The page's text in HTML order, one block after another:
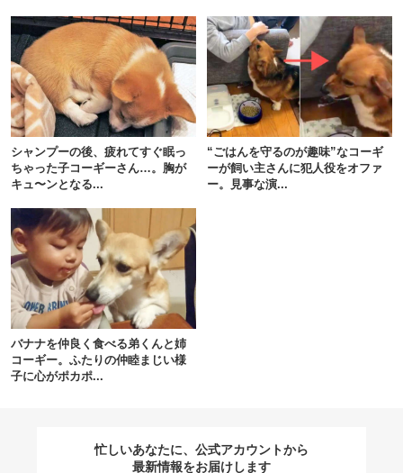
シャンプーの後、疲れてすぐ眠っ
ちゃった子コーギーさん…。胸が
キュ〜ンとなる...
“ごはんを守るのが趣味”なコーギ
ーが飼い主さんに犯人役をオファ
ー。見事な演...
バナナを仲良く食べる弟くんと姉
コーギー。ふたりの仲睦まじい様
子に心がポカポ...
忙しいあなたに、公式アカウントから
最新情報をお届けします
閉じる
pecodogs
いぬ部をフォロー
アプリで開く
アプリをダウンロードする